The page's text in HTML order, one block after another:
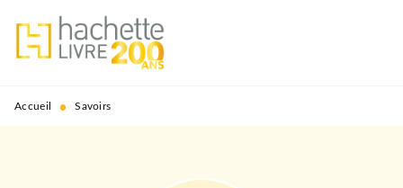
MENU RECHERCHE
PIED DE PAGE
Accueil • Savoirs